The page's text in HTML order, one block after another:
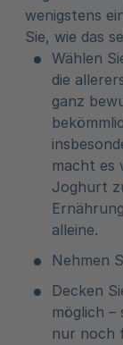
wenigstens
Sie, wie das
Wählen
die
ganz
macht es
Joghurt
alleine.
Nehmen
Decken
möglich –
nur noch